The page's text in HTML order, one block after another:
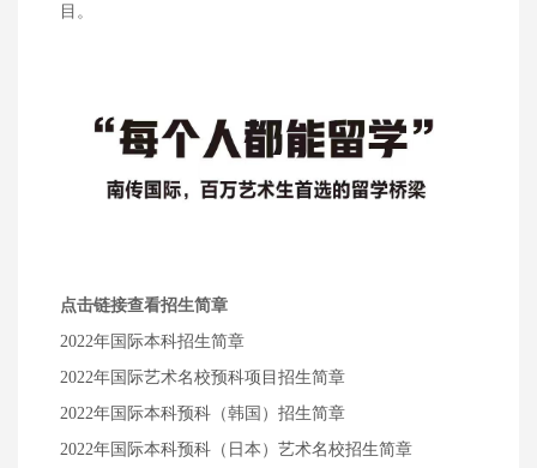
目。
点击链接查看招生简章
2022年国际本科招生简章
2022年国际艺术名校预科项目招生简章
2022年国际本科预科（韩国）招生简章
2022年国际本科预科（日本）艺术名校招生简章